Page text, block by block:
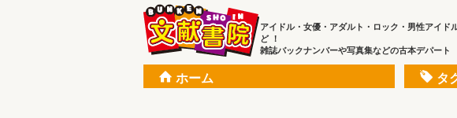
アイドル・女優・アダルト・ロック・男性アイド
ど ！
雑誌バックナンバーや写真集などの古本デパート
ホーム タ